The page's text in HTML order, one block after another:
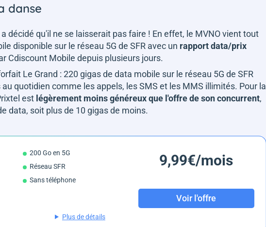
danse
décidé qu'il ne se laisserait pas faire ! En effet, le MVNO vient tout
disponible sur le réseau 5G de SFR avec un rapport data/prix
Cdiscount Mobile depuis plusieurs jours.
Le Grand : 220 gigas de data mobile sur le réseau 5G de SFR
quotidien comme les appels, les SMS et les MMS illimités. Pour la
est légèrement moins généreux que l'offre de son concurrent,
data, soit plus de 10 gigas de moins.
200 Go en 5G
Réseau SFR
Sans téléphone
9,99€/mois
Voir l'offre
Plus de détails